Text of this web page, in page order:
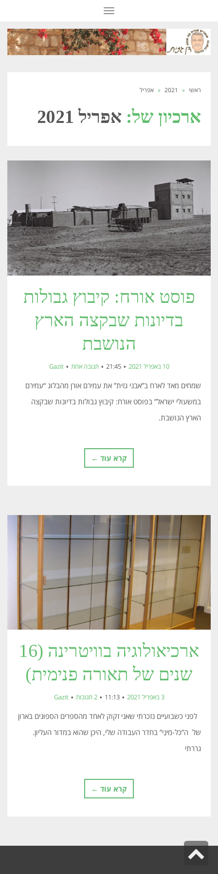
תפריט
ראשי »
2021
» אפריל
ארכיון של: אפריל 2021
פוסט אורח: קיבוץ גבולות
בדיונות שבקצה הארץ
הנושבת
10 באפריל 2021 21:45 תגובה אחת Gazit
שמחים מאד לארח ב”אבני גזית” את עמירם אורן מהבלוג “עמירם
במשעולי ישראל” בפוסט אורח: קיבוץ גבולות בדיונות שבקצה
הארץ הנושבת.
קרא עוד ←
ארכיאולוגיה בוויטרינה (16
שנים של תאורה פנימית)
3 באפריל 2021 11:13 2 תגובות Gazit
לפני כשבועיים נזכרתי שאני זקוק לאחד מהספרים הספוּנים בארון
של ה”כּל-מִינֵי” בחדר העבודה שלי, היכן שהוא במדור העליון.
גררתי
קרא עוד ←
גלילה